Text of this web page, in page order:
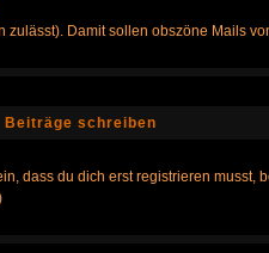
Damit sollen obszöne Mails
Beiträge schreiben
dass du dich erst registrieren